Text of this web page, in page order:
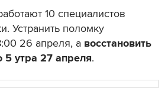
10 специалистов
Устранить поломку
26 апреля, а восстановить
утра 27 апреля.